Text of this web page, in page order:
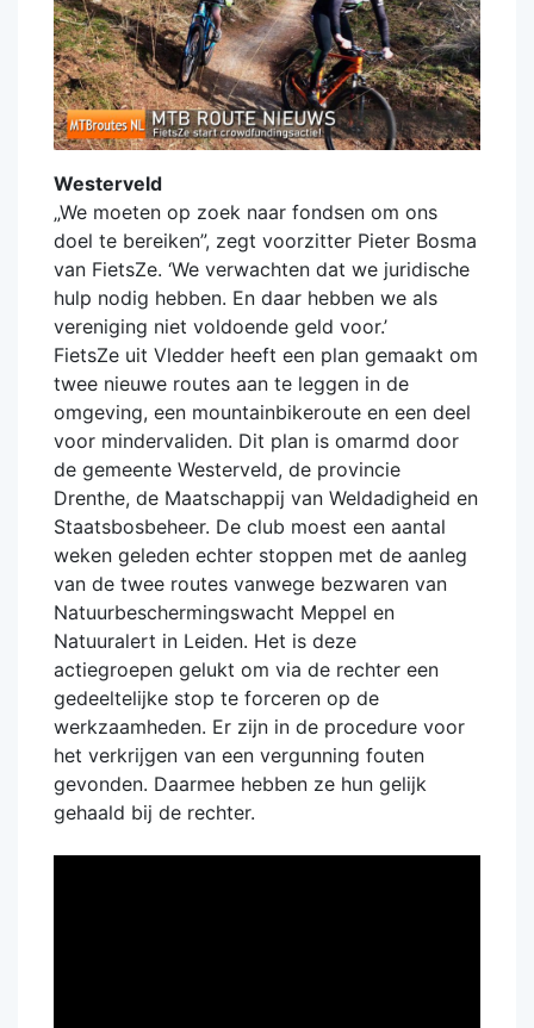
Westerveld
„We moeten op zoek naar fondsen om ons
doel te bereiken”, zegt voorzitter Pieter Bosma
van FietsZe. ‘We verwachten dat we juridische
hulp nodig hebben. En daar hebben we als
vereniging niet voldoende geld voor.’
FietsZe uit Vledder heeft een plan gemaakt om
twee nieuwe routes aan te leggen in de
omgeving, een mountainbikeroute en een deel
voor mindervaliden. Dit plan is omarmd door
de gemeente Westerveld, de provincie
Drenthe, de Maatschappij van Weldadigheid en
Staatsbosbeheer. De club moest een aantal
weken geleden echter stoppen met de aanleg
van de twee routes vanwege bezwaren van
Natuurbeschermingswacht Meppel en
Natuuralert in Leiden. Het is deze
actiegroepen gelukt om via de rechter een
gedeeltelijke stop te forceren op de
werkzaamheden. Er zijn in de procedure voor
het verkrijgen van een vergunning fouten
gevonden. Daarmee hebben ze hun gelijk
gehaald bij de rechter.